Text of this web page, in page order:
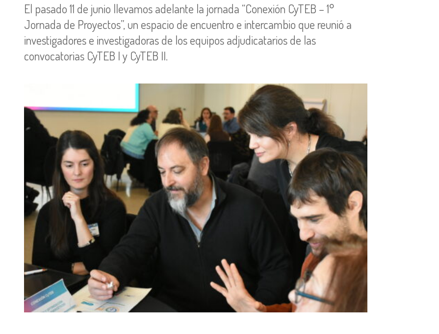
El pasado 11 de junio llevamos adelante la jornada “Conexión CyTEB – 1°
Jornada de Proyectos”, un espacio de encuentro e intercambio que reunió a
investigadores e investigadoras de los equipos adjudicatarios de las
convocatorias CyTEB I y CyTEB II.